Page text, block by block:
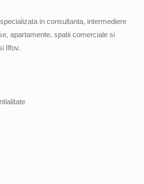
in consultanta, intermediere
apartamente, spatii comerciale si
Ilfov.